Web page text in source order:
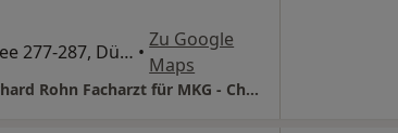
Grafenberger Allee 277-287, Düsseldorf •
Zu Google
Maps
Praxis Dr.med. Gerhard Rohn Facharzt für MKG - Chirurgie